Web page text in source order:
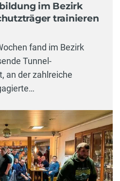
im Bezirk
trainieren
fand im Bezirk
Tunnel-
an der zahlreiche